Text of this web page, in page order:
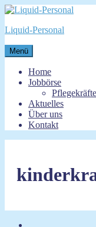
Zum
springen
Liquid-Personal
Menü
Home
Jobbörse
Pflegekräfte
Aktuelles
Über uns
Kontakt